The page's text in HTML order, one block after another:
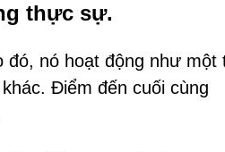
thực sự.
đó, nó hoạt động như một
Điểm đến cuối cùng